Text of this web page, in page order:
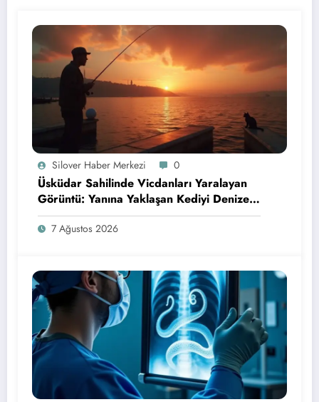
Silover Haber Merkezi 0
Üsküdar Sahilinde Vicdanları Yaralayan
Görüntü: Yanına Yaklaşan Kediyi Denize
Attı!
7 Ağustos 2026